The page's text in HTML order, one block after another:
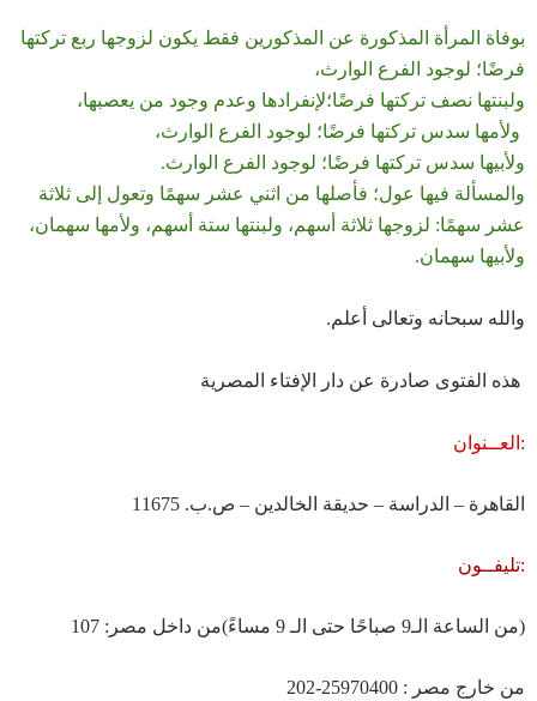
بوفاة المرأة المذكورة عن المذكورين فقط يكون لزوجها ربع تركتها
فرضًا؛ لوجود الفرع الوارث،
ولبنتها نصف تركتها فرضًا؛لإنفرادها وعدم وجود من يعصبها،
ولأمها سدس تركتها فرضًا؛ لوجود الفرع الوارث،
ولأبيها سدس تركتها فرضًا؛ لوجود الفرع الوارث.
والمسألة فيها عول؛ فأصلها من اثني عشر سهمًا وتعول إلى ثلاثة
عشر سهمًا: لزوجها ثلاثة أسهم، ولبنتها ستة أسهم، ولأمها سهمان،
ولأبيها سهمان.
والله سبحانه وتعالى أعلم.
هذه الفتوى صادرة عن دار الإفتاء المصرية
العــنوان :
القاهرة – الدراسة – حديقة الخالدين – ص.ب. 11675
تليفــون:
من داخل مصر: 107( من الساعة الـ9 صباحًا حتى الـ 9 مساءً)
من خارج مصر : 25970400-202